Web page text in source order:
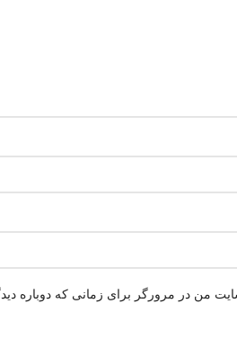
من در مرورگر برای زمانی که دوباره